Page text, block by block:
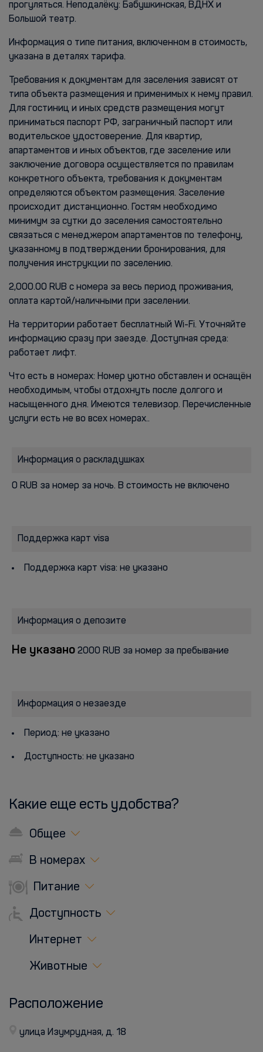
прогуляться. Неподалёку: Бабушкинская, ВДНХ и
Большой театр.
Информация о типе питания, включенном в стоимость,
указана в деталях тарифа.
Требования к документам для заселения зависят от
типа объекта размещения и применимых к нему правил.
Для гостиниц и иных средств размещения могут
приниматься паспорт РФ, заграничный паспорт или
водительское удостоверение. Для квартир,
апартаментов и иных объектов, где заселение или
заключение договора осуществляется по правилам
конкретного объекта, требования к документам
определяются объектом размещения. Заселение
происходит дистанционно. Гостям необходимо
минимум за сутки до заселения самостоятельно
связаться с менеджером апартаментов по телефону,
указанному в подтверждении бронирования, для
получения инструкции по заселению.
2,000.00 RUB с номера за весь период проживания,
оплата картой/наличными при заселении.
На территории работает бесплатный Wi-Fi. Уточняйте
информацию сразу при заезде. Доступная среда:
работает лифт.
Что есть в номерах: Номер уютно обставлен и оснащён
необходимым, чтобы отдохнуть после долгого и
насыщенного дня. Имеются телевизор. Перечисленные
услуги есть не во всех номерах..
Информация о раскладушках
0 RUB за номер за ночь. В стоимость не включено
Поддержка карт visa
Поддержка карт visa: не указано
Информация о депозите
Не указано 2000 RUB за номер за пребывание
Информация о незаезде
Период: не указано
Доступность: не указано
Какие еще есть удобства?
Общее
В номерах
Питание
Доступность
Интернет
Животные
Расположение
улица Изумрудная, д. 18